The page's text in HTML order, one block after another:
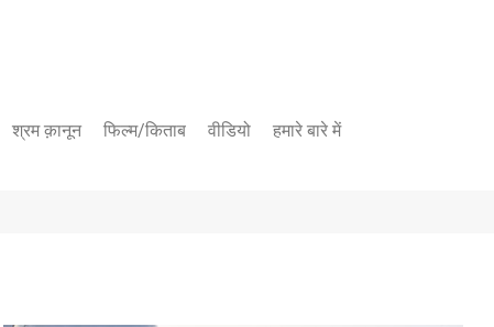
श्रम क़ानून फिल्म/किताब वीडियो हमारे बारे में